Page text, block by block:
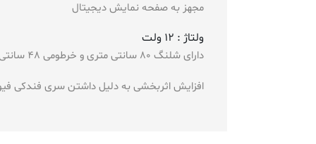
مجهز به صفحه نمایش دیجیتال
ولتاژ : 12 ولت
دارای شلنگ 80 سانتی متری و خرطومی 48 سانتی متری
افزایش اثربخشی به دلیل داشتن سری فندکی